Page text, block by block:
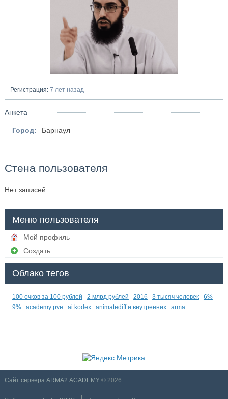
Регистрация:7 лет назад
Анкета
Город: Барнаул
Стена пользователя
Нет записей.
Меню пользователя
Мой профиль
Создать
Облако тегов
100 очков за 100 рублей 2 млрд рублей 2016 3 тысяч человек
6%
9%
academy pve ai kodex animatediff и внутренних arma
Сайт сервера ARMA2.ACADEMY© 2026